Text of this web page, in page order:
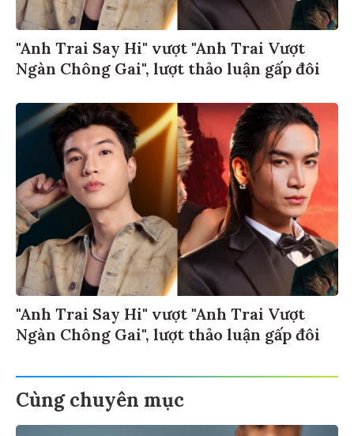
"Anh Trai Say Hi" vượt "Anh Trai Vượt
Ngàn Chông Gai", lượt thảo luận gấp đôi
"Anh Trai Say Hi" vượt "Anh Trai Vượt
Ngàn Chông Gai", lượt thảo luận gấp đôi
Cùng chuyên mục